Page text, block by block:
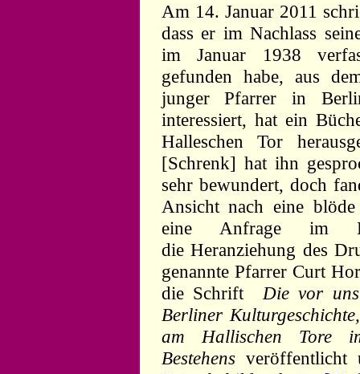
Am 14. Januar 2011
dass er im Nachlass
im Januar 1938
gefunden habe, aus
junger Pfarrer in
interessiert, hat ein
Halleschen Tor
[Schrenk] hat ihn
sehr bewundert, doch
Ansicht nach eine
eine Anfrage im
die Heranziehung des
genannte Pfarrer Curt
die Schrift Die vor
Berliner
am Hallischen Tore
Bestehens veröffentlicht